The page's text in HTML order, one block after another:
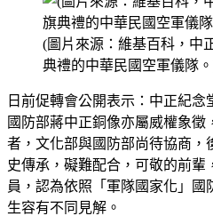
(圖片來源：維基百科，中
典禮的中華民國空軍儀隊
日前促轉會公開表示：中正紀念
國防部蔣中正銅像亦屬威權象
者，文化部與國防部尚待協商，
史傳承，礙難配合，可敬的前
員，認為依照「軍隊國家化」
生容有不同見解。